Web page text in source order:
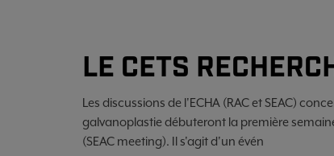
LE CETS
Les discussions de l'ECHA (RAC et SEAC)
galvanoplastie débuteront la première
(SEAC meeting). Il s'agit d'un évén